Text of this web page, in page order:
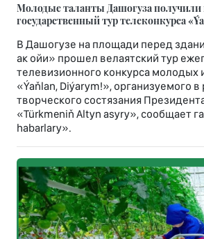
Молодые таланты Дашогуза получили
государственный тур телеконкурса
В Дашогузе на площади перед
ак ойи» прошел велаятский тур
телевизионного конкурса молодых
«Ýaňlan, Diýarym!», организуемого в
творческого состязания
«Türkmeniň Altyn asyry», сообщает
habarlary».